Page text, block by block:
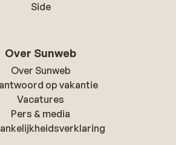
Side
Over Sunweb
Over Sunweb
op vakantie
Vacatures
Pers & media